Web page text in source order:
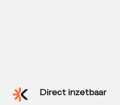
Direct inzetbaar